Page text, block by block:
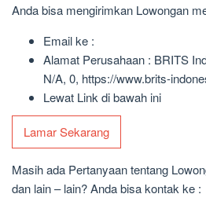
Anda bisa mengirimkan Lowongan
Email ke :
Alamat Perusahaan : BRITS
N/A, 0, https://www.brits-
Lewat Link di bawah ini
Lamar Sekarang
Masih ada Pertanyaan tentang
dan lain – lain? Anda bisa kontak ke :